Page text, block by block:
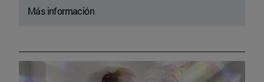
Más información